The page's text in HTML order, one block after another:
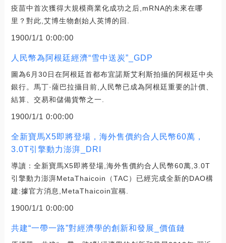
疫苗中首次獲得大規模商業化成功之后,mRNA的未來在哪
里？對此,艾博生物創始人英博的回.
1900/1/1 0:00:00
人民幣為阿根廷經濟“雪中送炭”_GDP
圖為6月30日在阿根廷首都布宜諾斯艾利斯拍攝的阿根廷中央
銀行。馬丁·薩巴拉攝目前,人民幣已成為阿根廷重要的計價、
結算、交易和儲備貨幣之一.
1900/1/1 0:00:00
全新寶馬X5即將登場，海外售價約合人民幣60萬，
3.0T引擎動力澎湃_DRI
導讀：全新寶馬X5即將登場,海外售價約合人民幣60萬,3.0T
引擎動力澎湃MetaThaicoin（TAC）已經完成全新的DAO構
建:據官方消息,MetaThaicoin宣稱.
1900/1/1 0:00:00
共建“一帶一路”對經濟學的創新和發展_價值鏈